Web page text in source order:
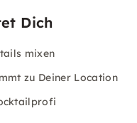
Dich
mixen
zu Deiner Location